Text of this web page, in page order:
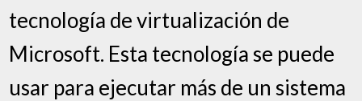
tecnología de virtualización de
Microsoft. Esta tecnología se puede
usar para ejecutar más de un sistema